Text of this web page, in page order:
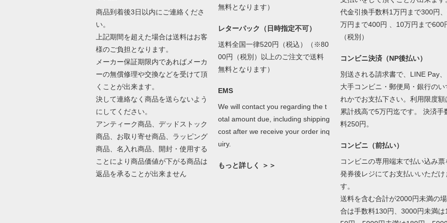
商品到着後3日以内にご連絡くださ
い。
上記期間を超えた場合は送料はお客
様のご負担となります。
メーカー保証期限内であればメーカ
ーの無償修理や交換などを受けて頂
くことが出来ます。
決して連絡なく商品を送らないよう
にしてください。
アンティーク商品、デッドストック
商品、お取り寄せ商品、ラッピング
商品、名入れ商品、開封・使用する
ことにより商品価値が下がる商品は
返品を承ることが出来ません
無料となります）
レターパック（日時指定不可）
送料全国一律520円（税込）（※80
00円（税別）以上のご注文で送料
無料となります）
EMS
We will contact you regarding the t
otal amount due, including shipping
cost after we receive your order inq
uiry.
もっと詳しく ＞＞
代金引換手数料1万円まで300円
万円まで400円 、10万円まで600
（税別）
コンビニ決済（NP後払い）
別送される請求書で、LINE Pay、
大手コンビニ・郵便局・銀行のい
れかでお支払下さい。利用限度額
累計残高で5万円迄です。 決済手
料250円。
コンビニ（前払い）
コンビニの専用端末で払い込み票
発券後レジにてお支払いいただけ
す。
送料を含む合計が2000円未満の場
合は手数料130円、3000円未満は